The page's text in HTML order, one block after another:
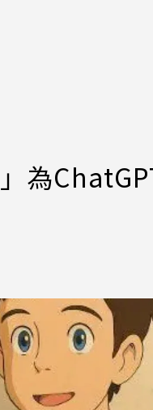
為